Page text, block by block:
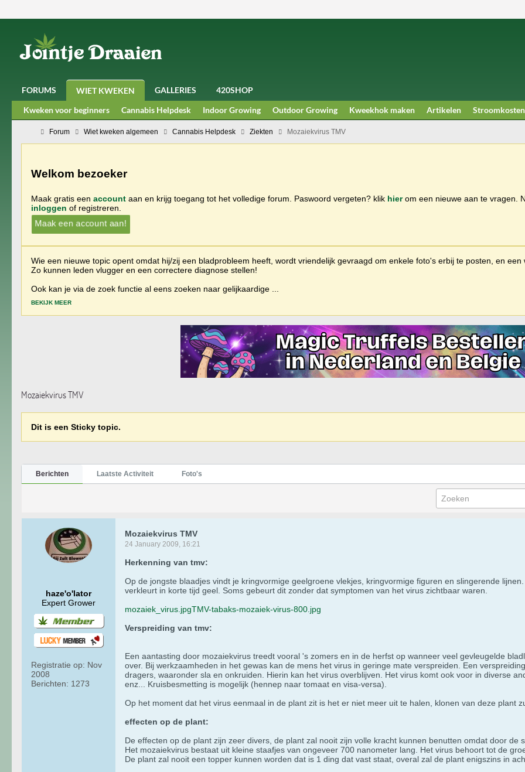
FORUMS WIET KWEKEN GALLERIES
420SHOP
Kweken voor beginners
Cannabis Helpdesk Indoor Growing Outdoor Growing Kweekhok maken Artikelen Stroomkosten
Forum Wiet kweken algemeen Cannabis Helpdesk Ziekten Mozaiekvirus TMV
Welkom bezoeker
Maak gratis een account aan en krijg toegang tot het volledige forum. Paswoord vergeten? klik hierom een nieuwe aan te vragen.
inloggen of registreren.
Maak een account aan!
Wie een nieuwe topic opent omdat hij/zij een bladprobleem heeft, wordt vriendelijk gevraagd om enkele foto's erbij te posten, en
Zo kunnen leden vlugger en een correctere diagnose stellen!
Ook kan je via de zoek functie al eens zoeken naar gelijkaardige
BEKIJK MEER
Mozaiekvirus TMV
Dit is een Sticky topic.
Berichten Laatste Activiteit Foto's
haze'o'lator
Expert Grower
Registratie op: Nov
2008
Berichten: 1273
Mozaiekvirus TMV
24 January 2009, 16:21
Herkenning van tmv:
Op de jongste blaadjes vindt je kringvormige geelgroene vlekjes, kringvormige figuren en slingerende
verkleurt in korte tijd geel. Soms gebeurt dit zonder dat symptomen van het virus zichtbaar waren.
mozaiek_virus.jpgTMV-tabaks-mozaiek-virus-800.jpg
Verspreiding van tmv:
Een aantasting door mozaiekvirus treedt vooral 's zomers en in de herfst op wanneer veel gevleugelde
over. Bij werkzaamheden in het gewas kan de mens het virus in geringe mate verspreiden. Een
dragers, waaronder sla en onkruiden. Hierin kan het virus overblijven. Het virus komt ook voor in diverse
enz... Kruisbesmetting is mogelijk (hennep naar tomaat en visa-versa).
Op het moment dat het virus eenmaal in de plant zit is het er niet meer uit te halen, klonen van deze plant
effecten op de plant:
De effecten op de plant zijn zeer divers, de plant zal nooit zijn volle kracht kunnen benutten omdat door
Het mozaiekvirus bestaat uit kleine staafjes van ongeveer 700 nanometer lang. Het virus behoort tot de
De plant zal nooit een topper kunnen worden dat is 1 ding dat vast staat, overal zal de plant enigszins in